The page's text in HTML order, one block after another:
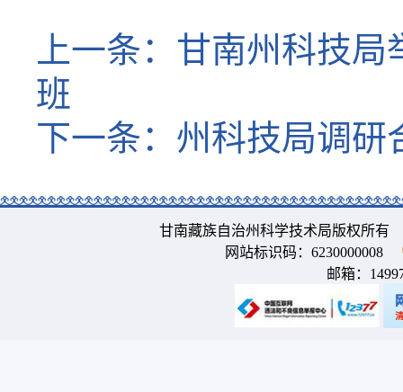
上一条： 甘南州科技局
班
下一条： 州科技局调研
甘南藏族自治州科学技术局版权所
网站标识码：6230000008
邮箱：